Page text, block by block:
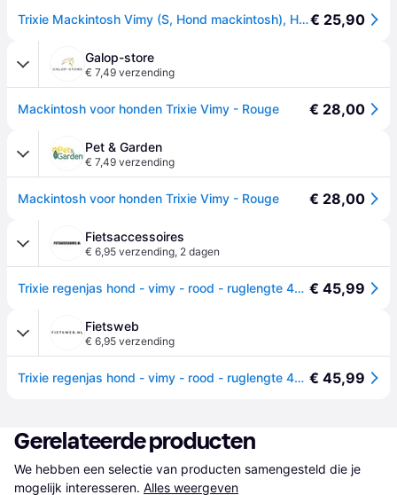
Trixie Mackintosh Vimy (S, Hond mackintosh), Hondenkleding€ 25,90
Galop-store
€ 7,49 verzending
Mackintosh voor honden Trixie Vimy - Rouge € 28,00
Pet & Garden
€ 7,49 verzending
Mackintosh voor honden Trixie Vimy - Rouge € 28,00
Fietsaccessoires
€ 6,95 verzending, 2 dagen
Trixie regenjas hond - vimy - rood - ruglengte 40 cm - m € 45,99
Fietsweb
€ 6,95 verzending
Trixie regenjas hond - vimy - rood - ruglengte 40 cm - m € 45,99
Gerelateerde producten
We hebben een selectie van producten samengesteld die je
mogelijk interesseren. Alles weergeven